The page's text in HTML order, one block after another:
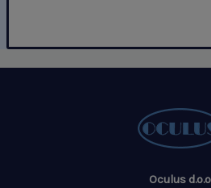
Oculus